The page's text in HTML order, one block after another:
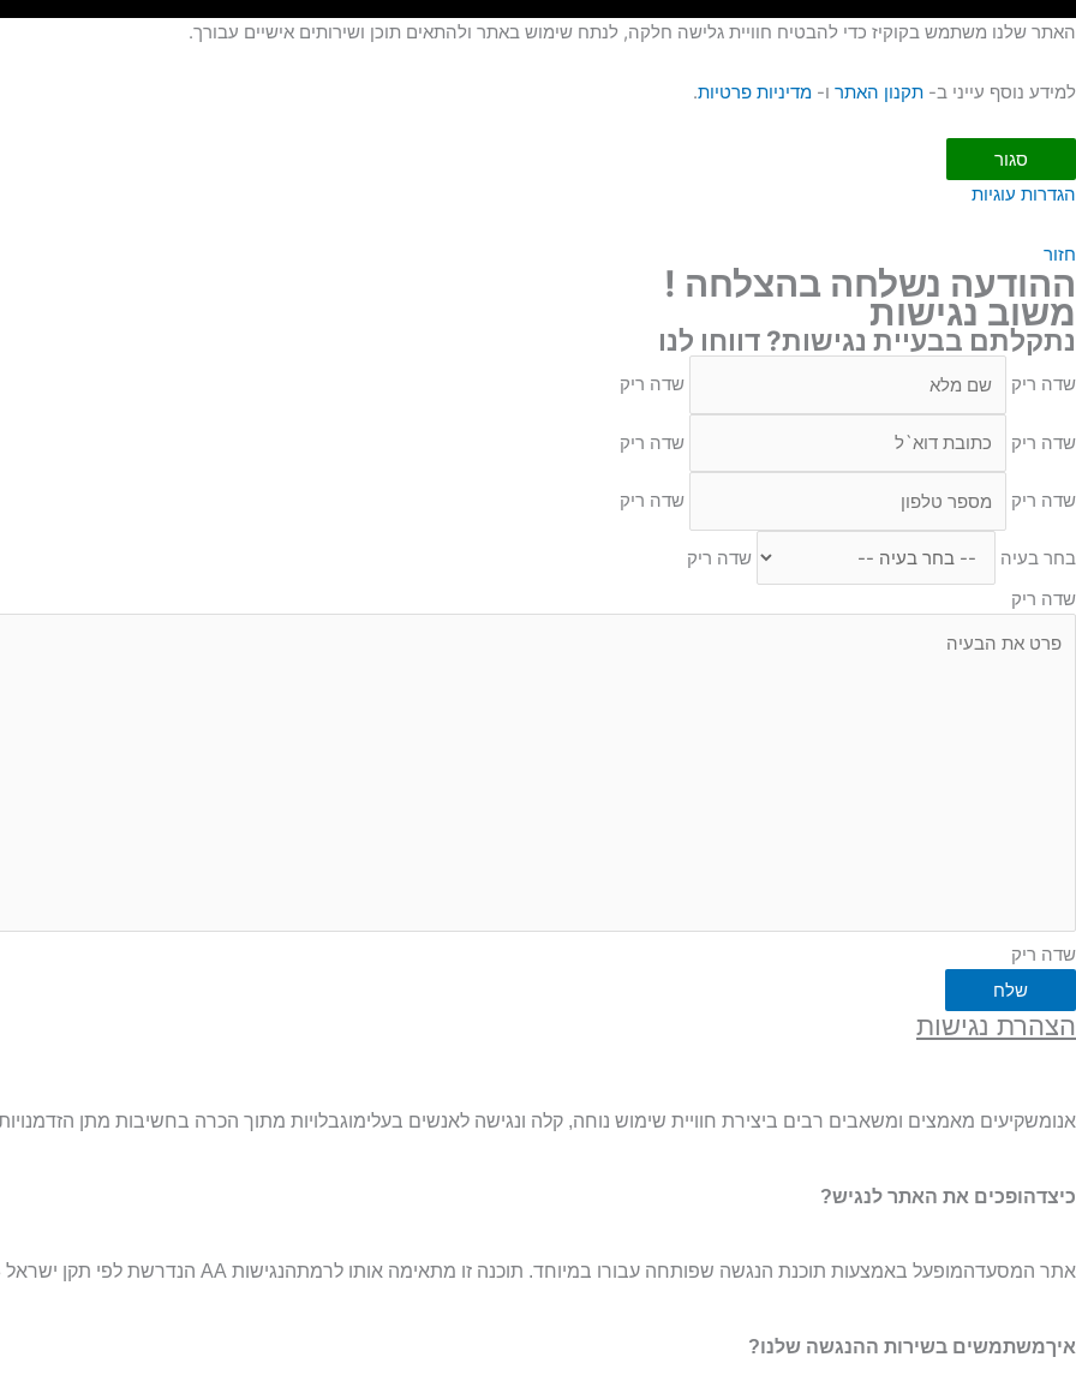
האתר שלנו משתמש בקוקיז כדי להבטיח חוויית גלישה חלקה, לנתח שימוש באתר ולהתאים תוכן ושירותים אישיים עבורך.
למידע נוסף עייני ב- תקנון האתר ו- מדיניות פרטיות.
סגור
הגדרות עוגיות
חזור
ההודעה נשלחה בהצלחה !
משוב נגישות
נתקלתם בבעיית נגישות? דווחו לנו
שדה ריק שדה ריק
שדה ריק שדה ריק
שדה ריק שדה ריק
בחר בעיה
שדה ריק
שדה ריק
שדה ריק
שלח
הצהרת נגישות
אנומשקיעים מאמצים ומשאבים רבים ביצירת חוויית שימוש נוחה, קלה ונגישה לאנשים בעלימוגבלויות מתוך הכרה בחשיבות מתן הזדמנויות
כיצדהופכים את האתר לנגיש?
אתר המסעדהמופעל באמצעות תוכנת הנגשה שפותחה עבורו במיוחד. תוכנה זו מתאימה אותו לרמתהנגישות AA הנדרשת לפי תקן ישראל 5568 ("
איךמשתמשים בשירות ההנגשה שלנו?